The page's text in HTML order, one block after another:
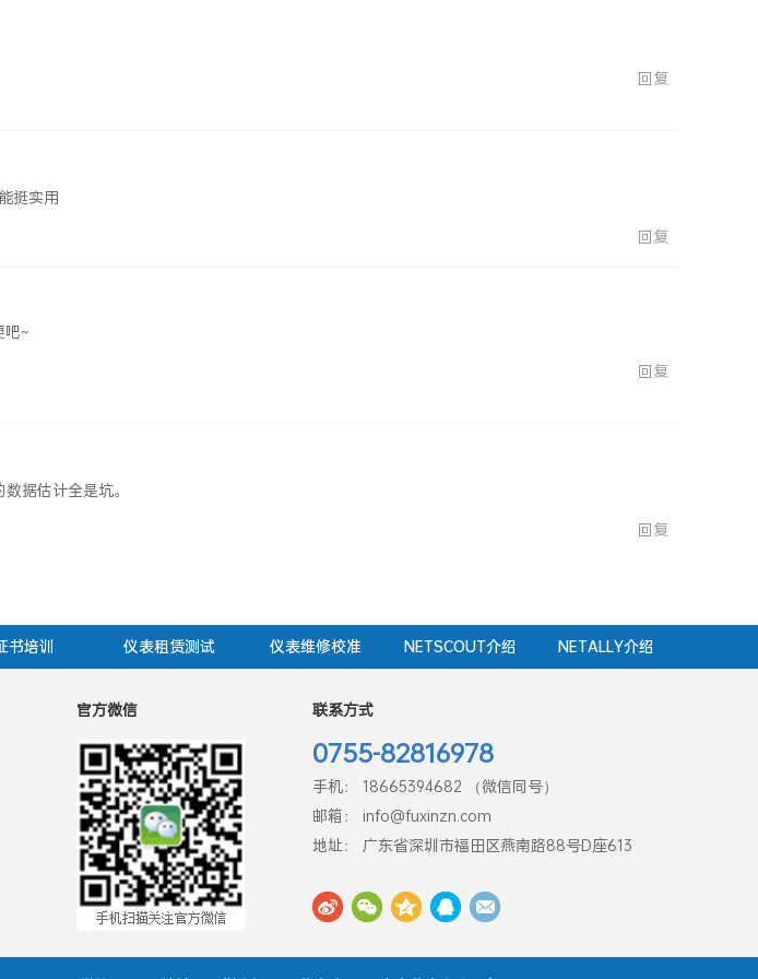
回复
挺实用
回复
吧~
回复
据估计全是坑。
回复
书培训 仪表租赁测试 仪表维修校准 NETSCOUT介绍 NETALLY介绍
官方微信 联系方式
0755-82816978
手机： 18665394682 （微信同号）
邮箱： info@fuxinzn.com
地址： 广东省深圳市福田区燕南路88号D座613